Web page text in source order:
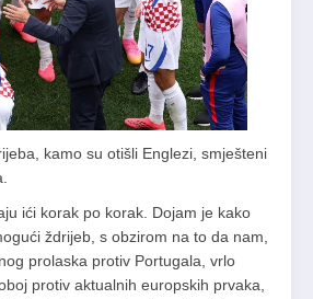
kamo su otišli Englezi, smješteni
ići korak po korak. Dojam je kako
ždrijeb, s obzirom na to da nam,
prolaska protiv Portugala, vrlo
protiv aktualnih europskih prvaka,